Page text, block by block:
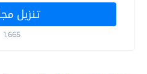
تنزيل
1.665